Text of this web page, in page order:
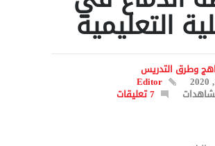
التعليمية
وطرق التدريس
Editor
7 تعليقات